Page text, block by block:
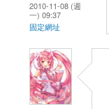
2010-11-08 (週
一) 09:37
固定網址